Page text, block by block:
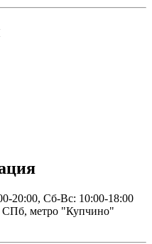
20:00, Сб-Вс: 10:00-18:00
СПб, метро "Купчино"